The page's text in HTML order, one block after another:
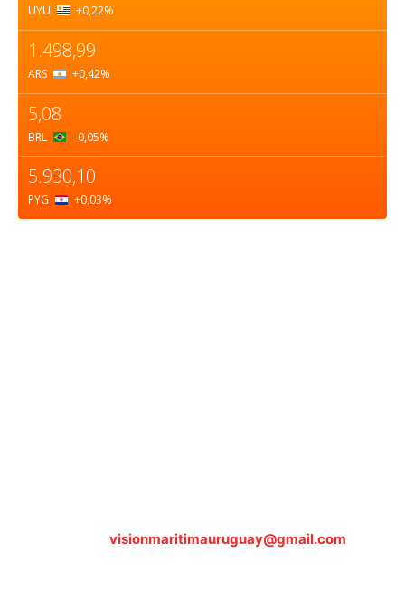
UYU +0,22%
1.498,99
ARS +0,42%
5,08
BRL –0,05%
5.930,10
PYG +0,03%
visionmaritimauruguay@gmail.com